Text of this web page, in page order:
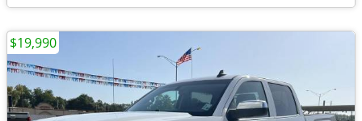
$19,990